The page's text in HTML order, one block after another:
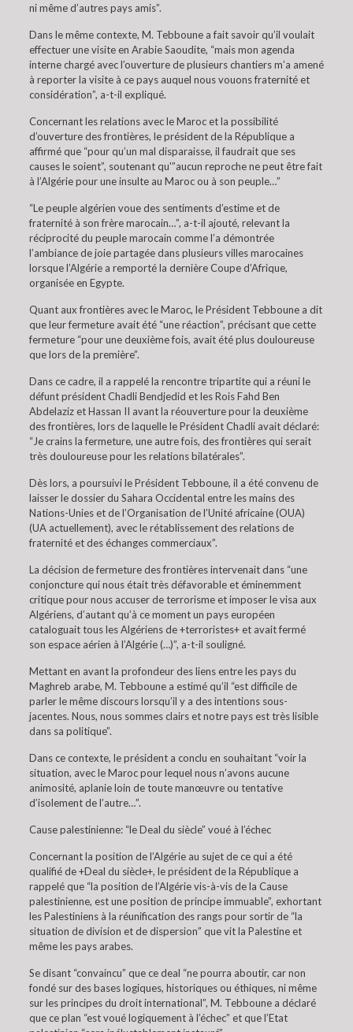
ni même d’autres pays amis”.
Dans le même contexte, M. Tebboune a fait savoir qu’il voulait
effectuer une visite en Arabie Saoudite, “mais mon agenda
interne chargé avec l’ouverture de plusieurs chantiers m’a amené
à reporter la visite à ce pays auquel nous vouons fraternité et
considération”, a-t-il expliqué.
Concernant les relations avec le Maroc et la possibilité
d’ouverture des frontières, le président de la République a
affirmé que “pour qu’un mal disparaisse, il faudrait que ses
causes le soient”, soutenant qu'”aucun reproche ne peut être fait
à l’Algérie pour une insulte au Maroc ou à son peuple…”
“Le peuple algérien voue des sentiments d’estime et de
fraternité à son frère marocain…”, a-t-il ajouté, relevant la
réciprocité du peuple marocain comme l’a démontrée
l’ambiance de joie partagée dans plusieurs villes marocaines
lorsque l’Algérie a remporté la dernière Coupe d’Afrique,
organisée en Egypte.
Quant aux frontières avec le Maroc, le Président Tebboune a dit
que leur fermeture avait été “une réaction”, précisant que cette
fermeture “pour une deuxième fois, avait été plus douloureuse
que lors de la première”.
Dans ce cadre, il a rappelé la rencontre tripartite qui a réuni le
défunt président Chadli Bendjedid et les Rois Fahd Ben
Abdelaziz et Hassan II avant la réouverture pour la deuxième
des frontières, lors de laquelle le Président Chadli avait déclaré:
“Je crains la fermeture, une autre fois, des frontières qui serait
très douloureuse pour les relations bilatérales”.
Dès lors, a poursuivi le Président Tebboune, il a été convenu de
laisser le dossier du Sahara Occidental entre les mains des
Nations-Unies et de l’Organisation de l’Unité africaine (OUA)
(UA actuellement), avec le rétablissement des relations de
fraternité et des échanges commerciaux”.
La décision de fermeture des frontières intervenait dans “une
conjoncture qui nous était très défavorable et éminemment
critique pour nous accuser de terrorisme et imposer le visa aux
Algériens, d’autant qu’à ce moment un pays européen
cataloguait tous les Algériens de +terroristes+ et avait fermé
son espace aérien à l’Algérie (…)”, a-t-il souligné.
Mettant en avant la profondeur des liens entre les pays du
Maghreb arabe, M. Tebboune a estimé qu’il “est difficile de
parler le même discours lorsqu’il y a des intentions sous-
jacentes. Nous, nous sommes clairs et notre pays est très lisible
dans sa politique”.
Dans ce contexte, le président a conclu en souhaitant “voir la
situation, avec le Maroc pour lequel nous n’avons aucune
animosité, aplanie loin de toute manœuvre ou tentative
d’isolement de l’autre…”.
Cause palestinienne: “le Deal du siècle” voué à l’échec
Concernant la position de l’Algérie au sujet de ce qui a été
qualifié de +Deal du siècle+, le président de la République a
rappelé que “la position de l’Algérie vis-à-vis de la Cause
palestinienne, est une position de principe immuable”, exhortant
les Palestiniens à la réunification des rangs pour sortir de “la
situation de division et de dispersion” que vit la Palestine et
même les pays arabes.
Se disant “convaincu” que ce deal “ne pourra aboutir, car non
fondé sur des bases logiques, historiques ou éthiques, ni même
sur les principes du droit international”, M. Tebboune a déclaré
que ce plan “est voué logiquement à l’échec” et que l’Etat